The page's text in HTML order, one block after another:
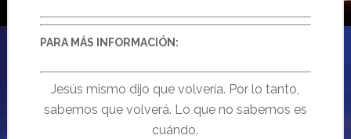
PARA MÁS INFORMACIÓN:
Jesús mismo dijo que volvería. Por lo tanto,
sabemos que volverá. Lo que no sabemos es
cuándo.